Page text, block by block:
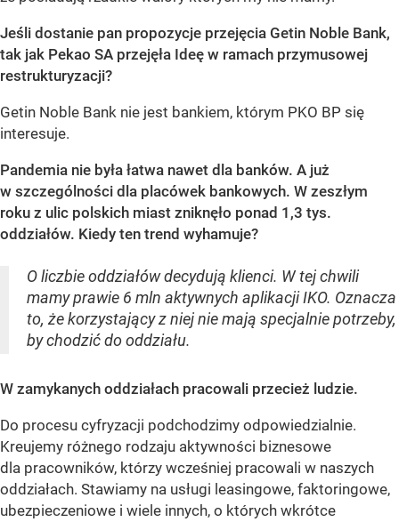
Jeśli dostanie pan propozycje przejęcia Getin Noble Bank,
tak jak Pekao SA przejęła Ideę w ramach przymusowej
restrukturyzacji?
Getin Noble Bank nie jest bankiem, którym PKO BP się
interesuje.
Pandemia nie była łatwa nawet dla banków. A już
w szczególności dla placówek bankowych. W zeszłym
roku z ulic polskich miast zniknęło ponad 1,3 tys.
oddziałów. Kiedy ten trend wyhamuje?
O liczbie oddziałów decydują klienci. W tej chwili
mamy prawie 6 mln aktywnych aplikacji IKO. Oznacza
to, że korzystający z niej nie mają specjalnie potrzeby,
by chodzić do oddziału.
W zamykanych oddziałach pracowali przecież ludzie.
Do procesu cyfryzacji podchodzimy odpowiedzialnie.
Kreujemy różnego rodzaju aktywności biznesowe
dla pracowników, którzy wcześniej pracowali w naszych
oddziałach. Stawiamy na usługi leasingowe, faktoringowe,
ubezpieczeniowe i wiele innych, o których wkrótce